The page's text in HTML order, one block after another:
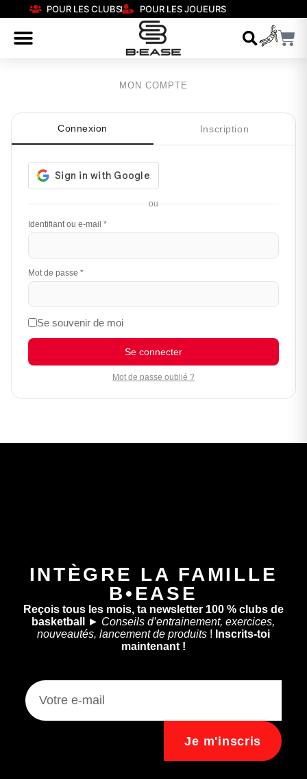
POUR LES CLUBS POUR LES JOUEURS
MON COMPTE
Connexion Inscription
ou
Identifiant ou e-mail *
Mot de passe *
Se souvenir de moi
Se connecter
Mot de passe oublié ?
INTÈGRE LA FAMILLE
B•EASE
Reçois tous les mois, ta newsletter 100 % clubs de
basketball
► Conseils d’entrainement, exercices,
nouveautés, lancement de produits! Inscrits-toi
maintenant !
Je m'inscris